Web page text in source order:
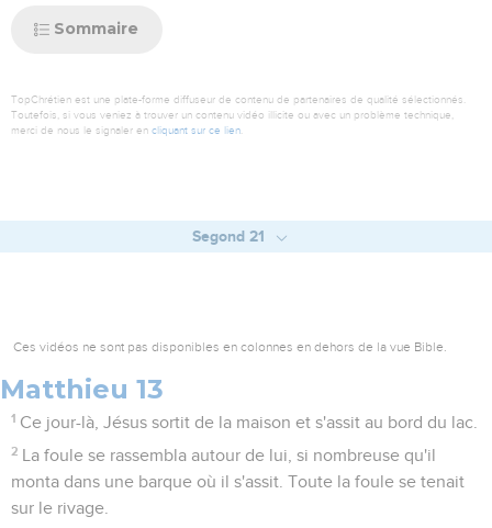
Sommaire
TopChrétien est une plate-forme diffuseur de contenu de partenaires de qualité sélectionnés.
Toutefois, si vous veniez à trouver un contenu vidéo illicite ou avec un problème technique,
merci de nous le signaler en cliquant sur ce lien
Segond 21
Ces vidéos ne sont pas disponibles en colonnes en dehors de la vue Bible.
Matthieu 13
1 Ce jour-là, Jésus sortit de la maison et s'assit au bord du lac.
2 La foule se rassembla autour de lui, si nombreuse qu'il
monta dans une barque où il s'assit. Toute la foule se tenait
sur le rivage.